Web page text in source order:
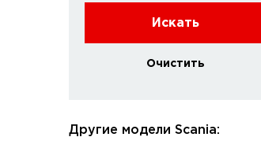
Искать
Очистить
Другие модели Scania: